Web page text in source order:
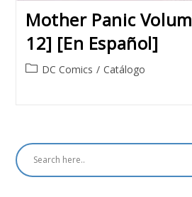
Mother Panic
12] [En Español]
PostDC Comics / Catálogo